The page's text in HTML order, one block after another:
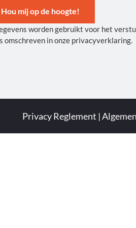
Hou mij op de hoogte!
worden gebruikt voor het
omschreven in onze privacyverklaring.
Privacy Reglement |